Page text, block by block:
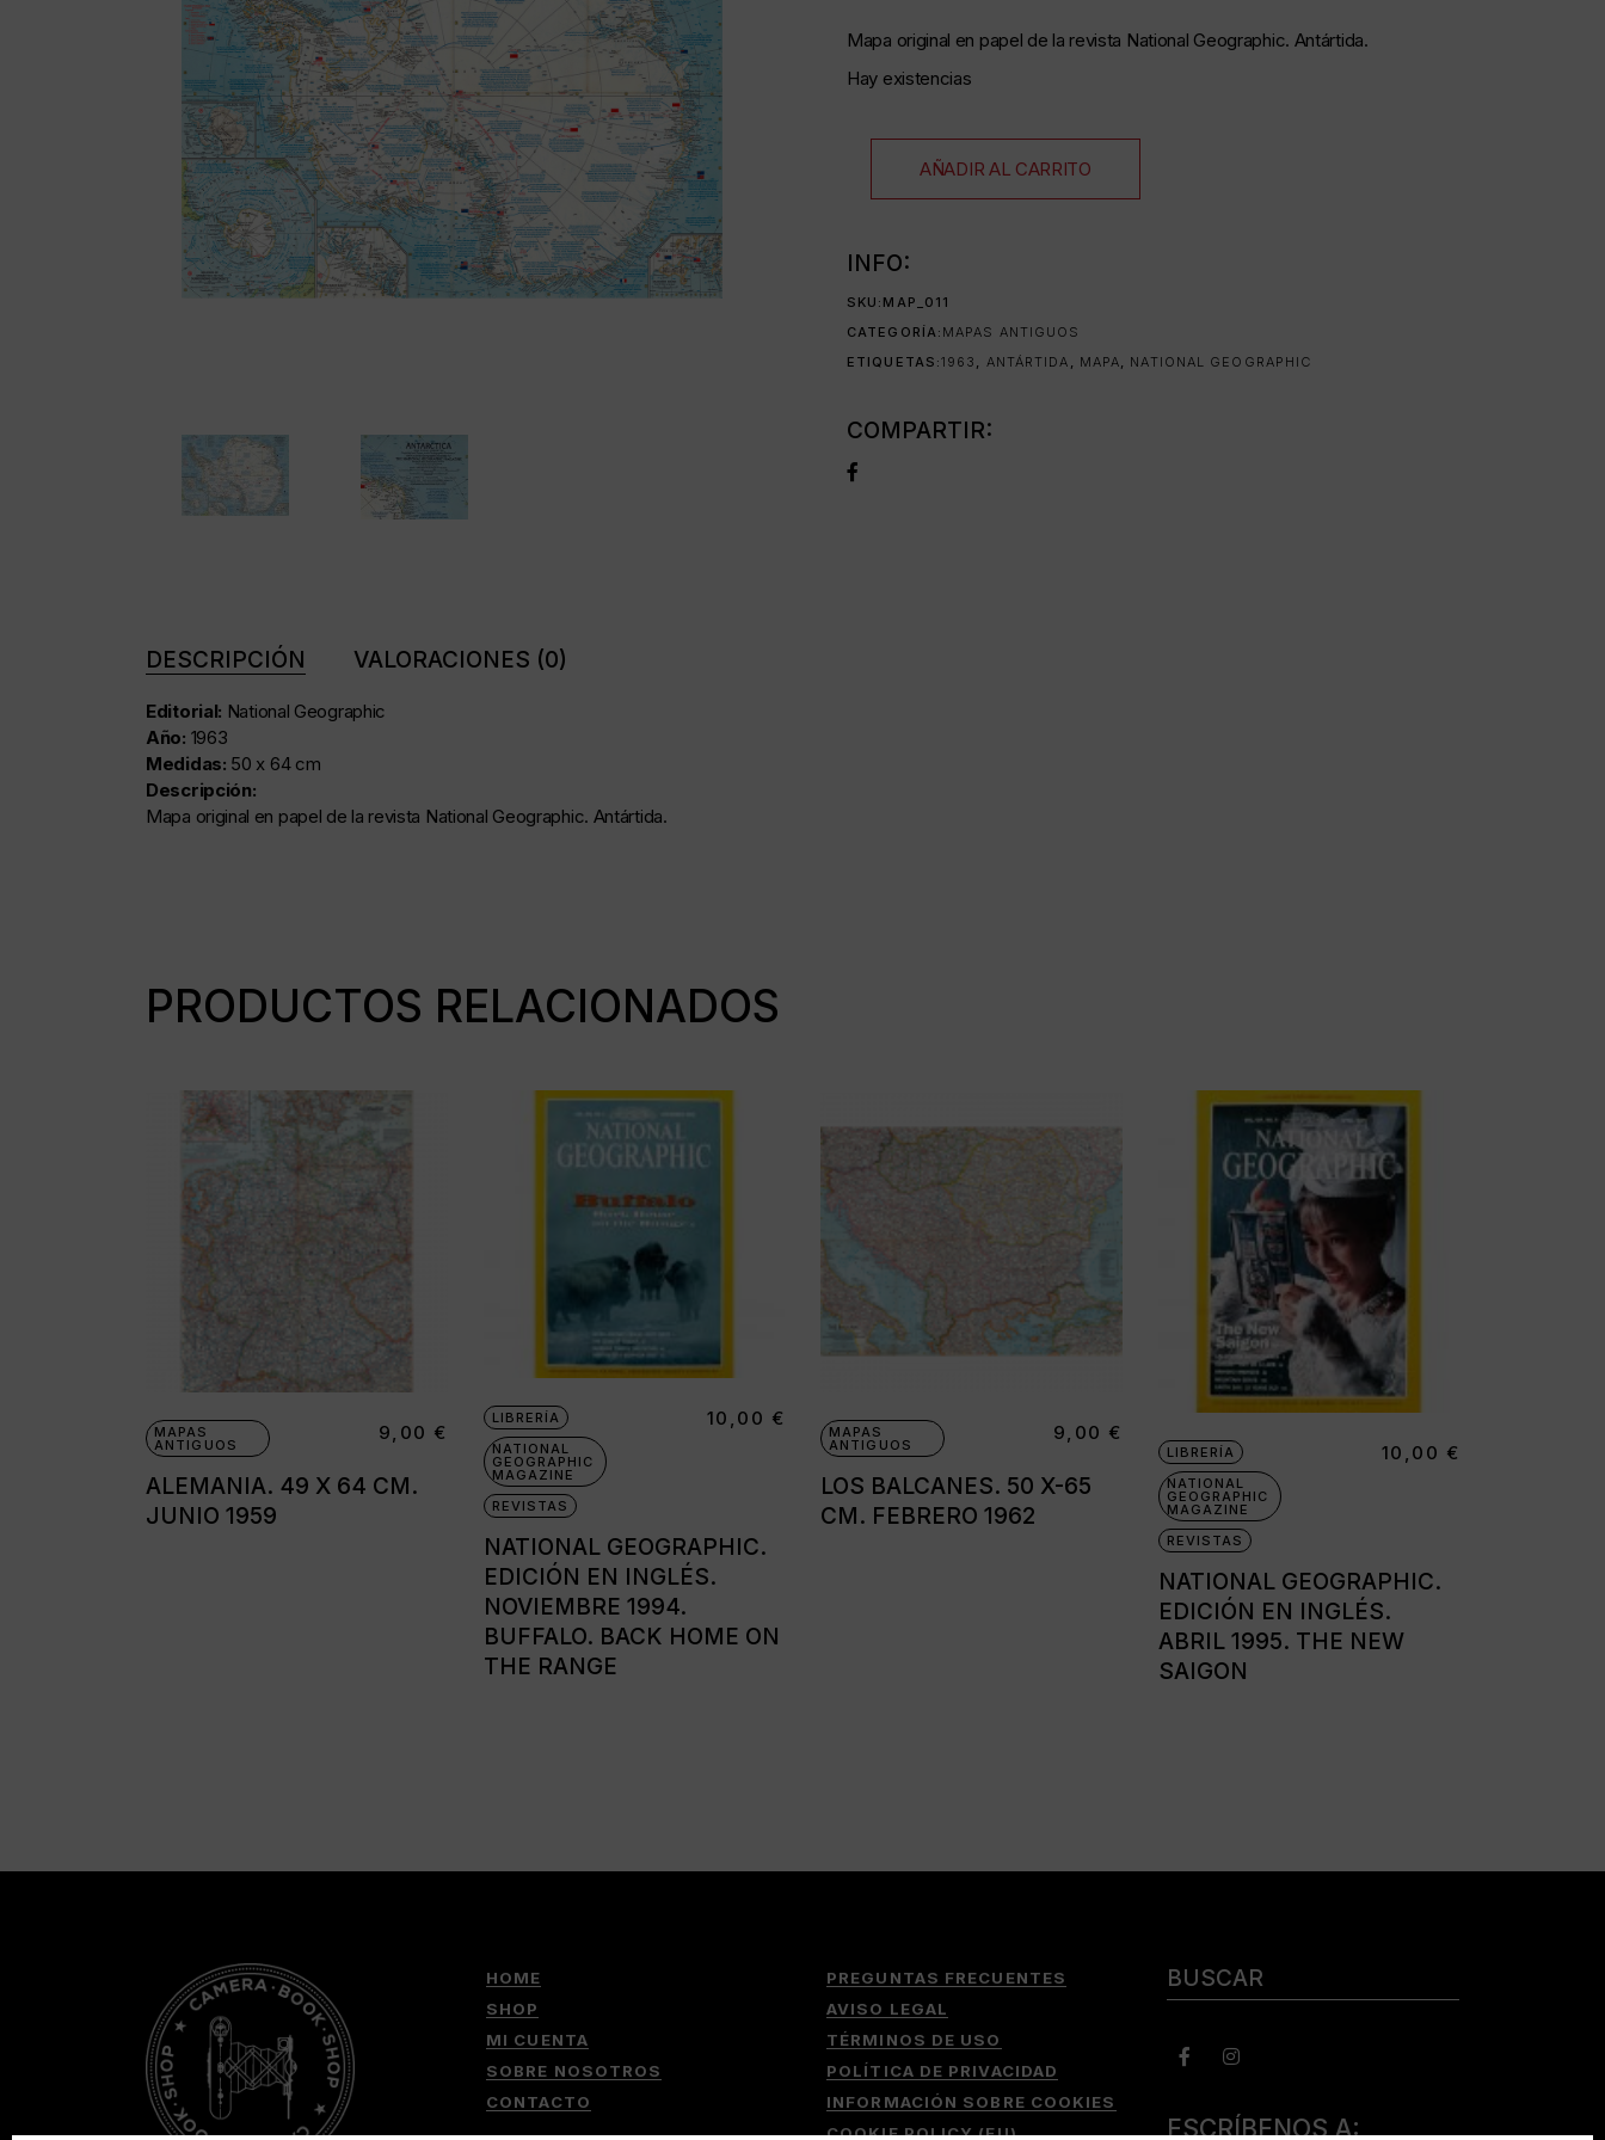
Cámaras disc
Cámaras instantáneas
Cámaras miniatura
Cámaras réflex de 2
objetivos
Cámaras réflex de 35 mm
Cámaras telemétricas
Mapa original en papel de la revista National Geographic. Antártida.
Hay existencias
AÑADIR AL CARRITO
INFO:
SKU: MAP_011
CATEGORÍA: MAPAS ANTIGUOS
ETIQUETAS:1963 , ANTÁRTIDA , MAPA, NATIONAL GEOGRAPHIC
COMPARTIR:
DESCRIPCIÓN VALORACIONES (0)
Editorial: National Geographic
Año: 1963
Medidas: 50 x 64 cm
Descripción:
Mapa original en papel de la revista National Geographic. Antártida.
PRODUCTOS RELACIONADOS
MAPAS
ANTIGUOS
ALEMANIA. 49 X 64 CM.
JUNIO 1959
9,00 €
LIBRERÍA
NATIONAL
GEOGRAPHIC
MAGAZINE
REVISTAS
NATIONAL GEOGRAPHIC.
EDICIÓN EN INGLÉS.
NOVIEMBRE 1994.
BUFFALO. BACK HOME ON
THE RANGE
10,00 €
MAPAS
ANTIGUOS
LOS BALCANES. 50 X-65
CM. FEBRERO 1962
9,00 €
LIBRERÍA
NATIONAL
GEOGRAPHIC
MAGAZINE
REVISTAS
NATIONAL GEOGRAPHIC.
EDICIÓN EN INGLÉS.
ABRIL 1995. THE NEW
SAIGON
10,00 €
HOME
SHOP
MI CUENTA
SOBRE NOSOTROS
CONTACTO
PREGUNTAS FRECUENTES
AVISO LEGAL
TÉRMINOS DE USO
POLÍTICA DE PRIVACIDAD
INFORMACIÓN SOBRE COOKIES
COOKIE POLICY (EU)
Buscar:
ESCRÍBENOS A: